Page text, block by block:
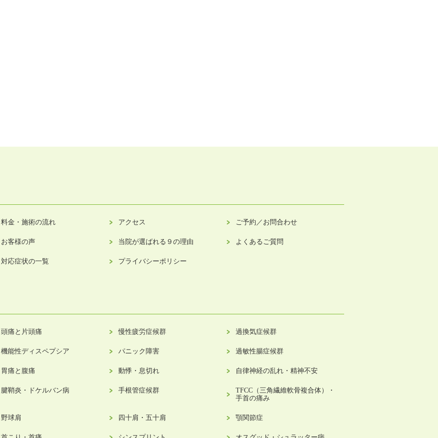
料金・施術の流れ アクセス ご予約／お問合わせ
お客様の声 当院が選ばれる９の理由 よくあるご質問
対応症状の一覧 プライバシーポリシー
頭痛と片頭痛 慢性疲労症候群 過換気症候群
機能性ディスペプシア パニック障害 過敏性腸症候群
胃痛と腹痛 動悸・息切れ 自律神経の乱れ・精神不安
腱鞘炎・ドケルバン病 手根管症候群
TFCC（三角繊維軟骨複合体）・
手首の痛み
野球肩 四十肩・五十肩 顎関節症